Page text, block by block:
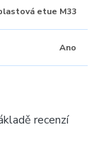
etue M33
Ano
recenzí